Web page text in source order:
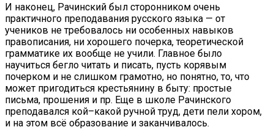
И наконец, Рачинский был сторонником очень
практичного преподавания русского языка — от
учеников не требовалось ни особенных навыков
правописания, ни хорошего почерка, теоретической
грамматике их вообще не учили. Главное было
научиться бегло читать и писать, пусть корявым
почерком и не слишком грамотно, но понятно, то, что
может пригодиться крестьянину в быту: простые
письма, прошения и пр. Еще в школе Рачинского
преподавался кой–какой ручной труд, дети пели хором,
и на этом всё образование и заканчивалось.